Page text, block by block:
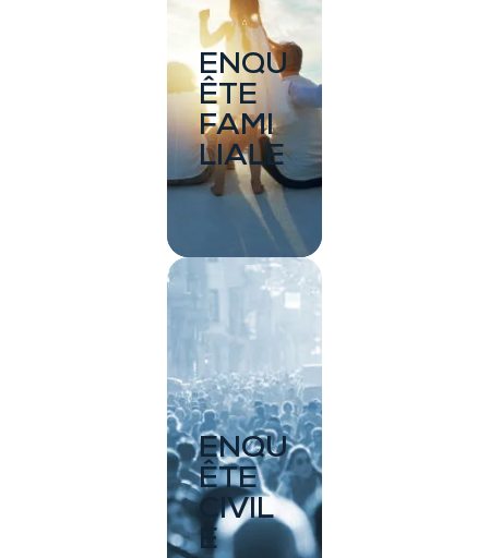
ENQU
ÊTE
FAMI
LIALE
ENQU
ÊTE
CIVIL
E